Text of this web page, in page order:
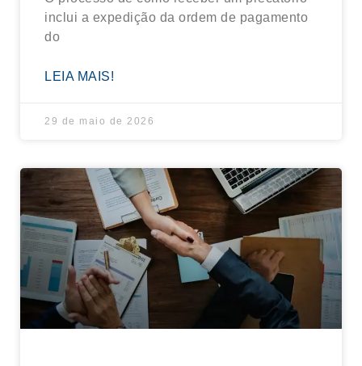
inclui a expedição da ordem de pagamento
do
LEIA MAIS!
29 de maio de 2026